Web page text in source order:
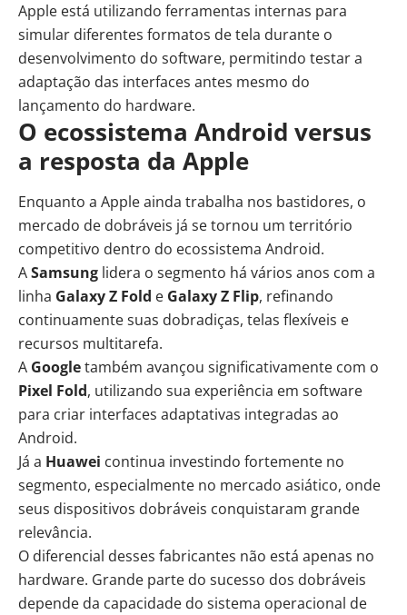
Apple está utilizando ferramentas internas para
simular diferentes formatos de tela durante o
desenvolvimento do software, permitindo testar a
adaptação das interfaces antes mesmo do
lançamento do hardware.
O ecossistema Android versus
a resposta da Apple
Enquanto a Apple ainda trabalha nos bastidores, o
mercado de dobráveis já se tornou um território
competitivo dentro do ecossistema Android.
ASamsung lidera o segmento há vários anos com a
linha Galaxy Z Fold e Galaxy Z Flip, refinando
continuamente suas dobradiças, telas flexíveis e
recursos multitarefa.
A Googletambém avançou significativamente com o
Pixel Fold, utilizando sua experiência em software
para criar interfaces adaptativas integradas ao
Android.
Já a Huawei continua investindo fortemente no
segmento, especialmente no mercado asiático, onde
seus dispositivos dobráveis conquistaram grande
relevância.
O diferencial desses fabricantes não está apenas no
hardware. Grande parte do sucesso dos dobráveis
depende da capacidade do sistema operacional de